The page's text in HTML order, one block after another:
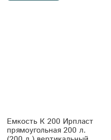
Емкость К 200 Ирпласт
прямоугольная 200 л.